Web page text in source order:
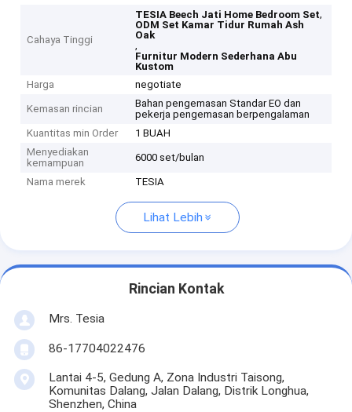
Cahaya Tinggi
TESIA Beech Jati Home Bedroom Set,
ODM Set Kamar Tidur Rumah Ash
Oak
,
Furnitur Modern Sederhana Abu
Kustom
Harga
negotiate
Kemasan rincian
Bahan pengemasan Standar EO dan
pekerja pengemasan berpengalaman
Kuantitas min Order
1 BUAH
Menyediakan
kemampuan
6000 set/bulan
Nama merek TESIA
Lihat Lebih
Rincian Kontak
Mrs. Tesia
86-17704022476
Lantai 4-5, Gedung A, Zona Industri Taisong,
Komunitas Dalang, Jalan Dalang, Distrik Longhua,
Shenzhen, China